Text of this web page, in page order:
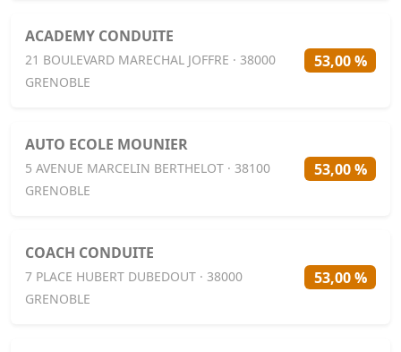
ACADEMY CONDUITE
21 BOULEVARD MARECHAL JOFFRE · 38000
GRENOBLE
53,00 %
AUTO ECOLE MOUNIER
5 AVENUE MARCELIN BERTHELOT · 38100
GRENOBLE
53,00 %
COACH CONDUITE
7 PLACE HUBERT DUBEDOUT · 38000
GRENOBLE
53,00 %